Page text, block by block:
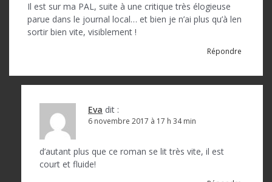
Il est sur ma PAL, suite à une critique très élogieuse
parue dans le journal local… et bien je n’ai plus qu’à len
sortir bien vite, visiblement !
Répondre
Eva dit :
6 novembre 2017 à 17 h 34 min
d’autant plus que ce roman se lit très vite, il est
court et fluide!